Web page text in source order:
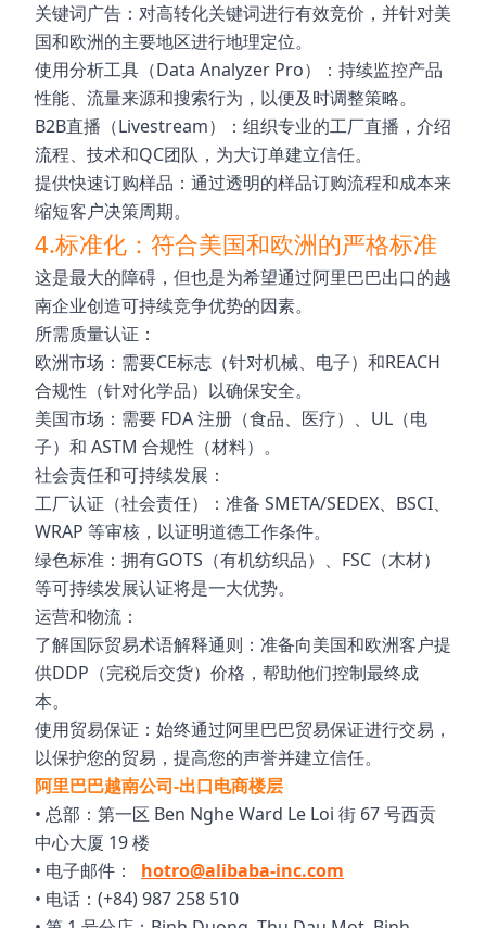
关键词广告：对高转化关键词进行有效竞价，并针对美
国和欧洲的主要地区进行地理定位。
使用分析工具（Data Analyzer Pro）：持续监控产品
性能、流量来源和搜索行为，以便及时调整策略。
B2B直播（Livestream）：组织专业的工厂直播，介绍
流程、技术和QC团队，为大订单建立信任。
提供快速订购样品：通过透明的样品订购流程和成本来
缩短客户决策周期。
4.标准化：符合美国和欧洲的严格标准
这是最大的障碍，但也是为希望通过阿里巴巴出口的越
南企业创造可持续竞争优势的因素。
所需质量认证：
欧洲市场：需要CE标志（针对机械、电子）和REACH
合规性（针对化学品）以确保安全。
美国市场：需要 FDA 注册（食品、医疗）、UL（电
子）和 ASTM 合规性（材料）。
社会责任和可持续发展：
工厂认证（社会责任）：准备 SMETA/SEDEX、BSCI、
WRAP 等审核，以证明道德工作条件。
绿色标准：拥有GOTS（有机纺织品）、FSC（木材）
等可持续发展认证将是一大优势。
运营和物流：
了解国际贸易术语解释通则：准备向美国和欧洲客户提
供DDP（完税后交货）价格，帮助他们控制最终成
本。
使用贸易保证：始终通过阿里巴巴贸易保证进行交易，
以保护您的贸易，提高您的声誉并建立信任。
阿里巴巴越南公司-出口电商楼层
• 总部：第一区 Ben Nghe Ward Le Loi 街 67 号西贡
中心大厦 19 楼
• 电子邮件： hotro@alibaba-inc.com
• 电话：(+84) 987 258 510